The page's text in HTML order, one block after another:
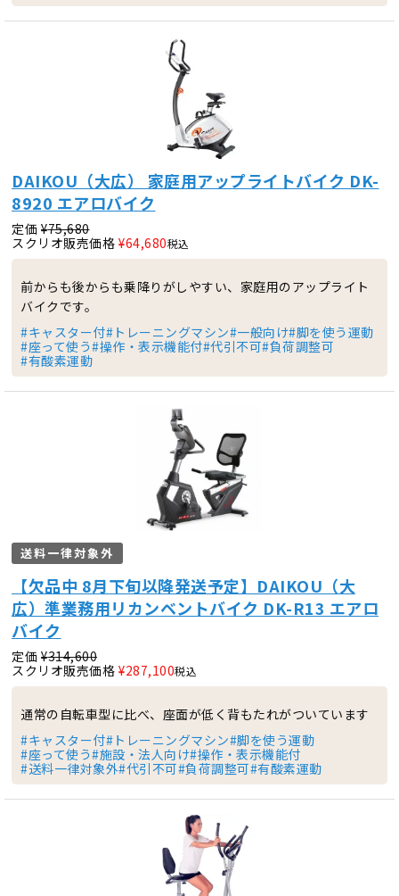
DAIKOU（大広） 家庭用アップライトバイク DK-
8920 エアロバイク
定価 ¥75,680
スクリオ販売価格 ¥64,680税込
前からも後からも乗降りがしやすい、家庭用のアップライト
バイクです。
#キャスター付#トレーニングマシン#一般向け#脚を使う運動
#座って使う#操作・表示機能付#代引不可#負荷調整可
#有酸素運動
送料一律対象外
【欠品中 8月下旬以降発送予定】DAIKOU（大
広）準業務用リカンベントバイク DK-R13 エアロ
バイク
定価 ¥314,600
スクリオ販売価格 ¥287,100税込
通常の自転車型に比べ、座面が低く背もたれがついています
#キャスター付#トレーニングマシン#脚を使う運動
#座って使う#施設・法人向け#操作・表示機能付
#送料一律対象外#代引不可#負荷調整可#有酸素運動